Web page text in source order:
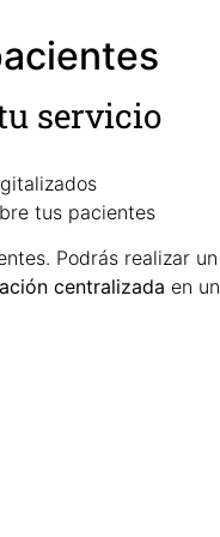
servicio
tus pacientes
Podrás realizar un
centralizada en un